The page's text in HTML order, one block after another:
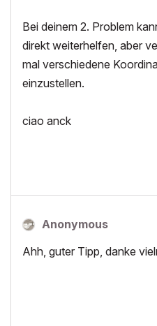
Bei deinem 2. Problem
direkt weiterhelfen, aber
mal verschiedene
einzustellen.
ciao anck
Anonymous
Ahh, guter Tipp, danke